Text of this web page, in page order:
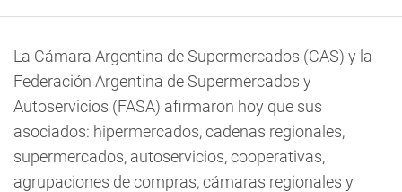
La Cámara Argentina de Supermercados (CAS) y la
Federación Argentina de Supermercados y
Autoservicios (FASA) afirmaron hoy que sus
asociados: hipermercados, cadenas regionales,
supermercados, autoservicios, cooperativas,
agrupaciones de compras, cámaras regionales y